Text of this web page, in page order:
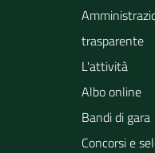
trasparente
L'attività
Albo online
Bandi di gara
Concorsi e